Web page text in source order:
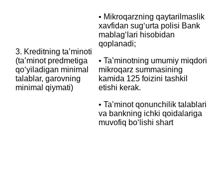
3. Kreditning taʼminoti
‎(taʼminot predmetiga
qoʻyiladigan minimal
talablar, garovning
minimal qiymati)
• Mikroqarzning qaytarilmaslik
xavfidan sug‘urta polisi Bank
mablag‘lari hisobidan
qoplanadi;
• Ta’minotning umumiy miqdori
mikroqarz summasining
kamida 125 foizini tashkil
etishi kerak.
• Ta’minot qonunchilik talablari
va bankning ichki qoidalariga
muvofiq bo‘lishi shart